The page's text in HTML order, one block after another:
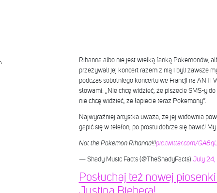
Rihanna albo nie jest wielką fanką Pokemonów,
przeżywali jej koncert razem z nią i byli zawsze
podczas sobotniego koncertu we Francji na ANTI
słowami: „Nie chcę widzieć, że piszecie SMS-y
nie chcę widzieć, że łapiecie teraz Pokemony”.
Najwyraźniej artystka uważa, że jej widownia
gapić się w telefon, po prostu dobrze się bawić!
Not the Pokemon Rihanna!!!pic.twitter.com/
— Shady Music Facts (@TheShadyFacts) July 24,
Posłuchaj też nowej